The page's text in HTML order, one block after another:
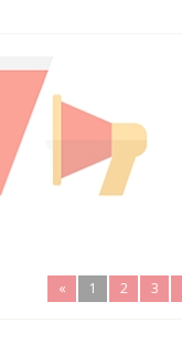
« 1 2 3